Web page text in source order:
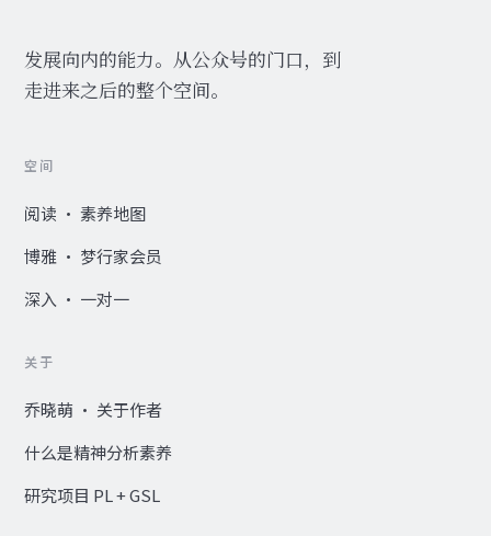
发展向内的能力。从公众号的门口，到
走进来之后的整个空间。
空间
阅读 · 素养地图
博雅 · 梦行家会员
深入 · 一对一
关于
乔晓萌 · 关于作者
什么是精神分析素养
研究项目 PL + GSL